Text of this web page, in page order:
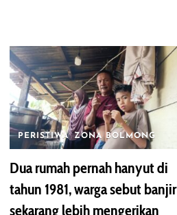
PERISTIWA ZONA BOLMONG
Dua rumah pernah hanyut di
tahun 1981, warga sebut banjir
sekarang lebih mengerikan